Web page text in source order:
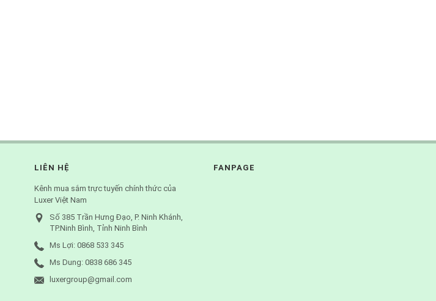
LIÊN HỆ
Kênh mua sắm trực tuyến chính thức của
Luxer Việt Nam
Số 385 Trần Hưng Đạo, P. Ninh Khánh,
TP.Ninh Bình, Tỉnh Ninh Bình
Ms Lợi: 0868 533 345
Ms Dung: 0838 686 345
luxergroup@gmail.com
FANPAGE